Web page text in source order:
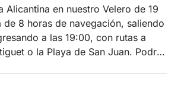
Alicantina en nuestro Velero de 19
de 8 horas de navegación, saliendo
a las 19:00, con rutas a
o la Playa de San Juan. Podrás
surf, snorkel y un equipo de